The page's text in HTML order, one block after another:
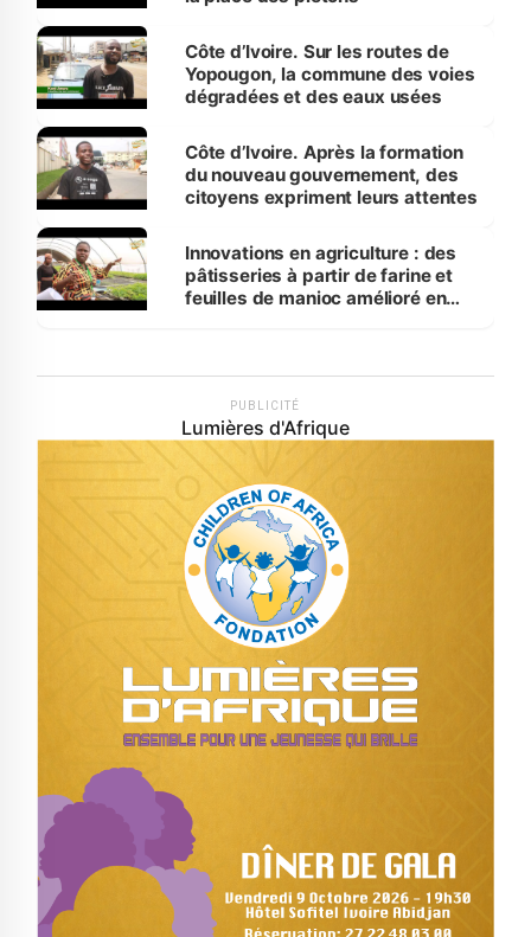
Côte d’Ivoire. Sur les routes de
Yopougon, la commune des voies
dégradées et des eaux usées
Côte d’Ivoire. Après la formation
du nouveau gouvernement, des
citoyens expriment leurs attentes
Innovations en agriculture : des
pâtisseries à partir de farine et
feuilles de manioc amélioré en
PUBLICITÉ
Lumières d'Afrique